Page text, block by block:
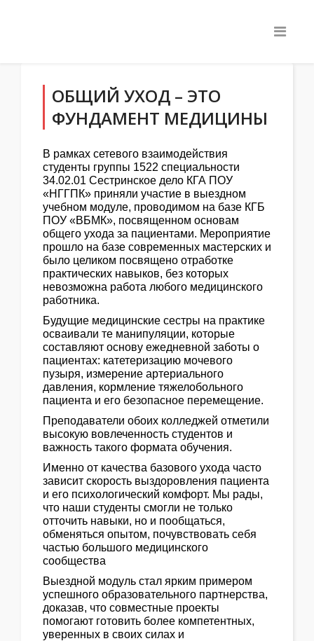
ОБЩИЙ УХОД – ЭТО
ФУНДАМЕНТ МЕДИЦИНЫ
В рамках сетевого взаимодействия
студенты группы 1522 специальности
34.02.01 Сестринское дело КГА ПОУ
«НГГПК» приняли участие в выездном
учебном модуле, проводимом на базе КГБ
ПОУ «ВБМК», посвященном основам
общего ухода за пациентами. Мероприятие
прошло на базе современных мастерских и
было целиком посвящено отработке
практических навыков, без которых
невозможна работа любого медицинского
работника.
Будущие медицинские сестры на практике
осваивали те манипуляции, которые
составляют основу ежедневной заботы о
пациентах: катетеризацию мочевого
пузыря, измерение артериального
давления, кормление тяжелобольного
пациента и его безопасное перемещение.
Преподаватели обоих колледжей отметили
высокую вовлеченность студентов и
важность такого формата обучения.
Именно от качества базового ухода часто
зависит скорость выздоровления пациента
и его психологический комфорт. Мы рады,
что наши студенты смогли не только
отточить навыки, но и пообщаться,
обменяться опытом, почувствовать себя
частью большого медицинского
сообщества
Выездной модуль стал ярким примером
успешного образовательного партнерства,
доказав, что совместные проекты
помогают готовить более компетентных,
уверенных в своих силах и